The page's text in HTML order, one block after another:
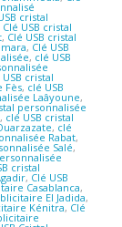
cristal
Clé USB cristal
, Clé USB cristal
, Clé USB
, clé USB
USB cristal
Fès, clé USB
Laâyoune,
personnalisée
, clé USB cristal
, clé
Rabat,
Salé,
cristal
, Clé USB
Casablanca,
El Jadida,
Kénitra, Clé